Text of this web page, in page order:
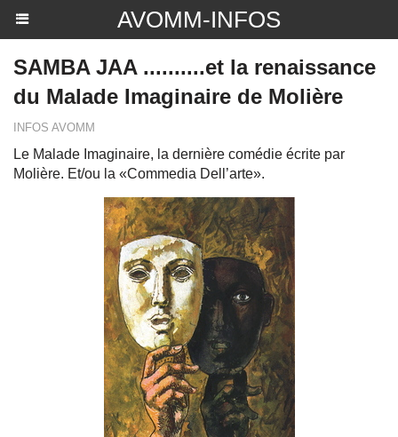
AVOMM-INFOS
SAMBA JAA ..........et la renaissance
du Malade Imaginaire de Molière
INFOS AVOMM
Le Malade Imaginaire, la dernière comédie écrite par
Molière. Et/ou la «Commedia Dell’arte».